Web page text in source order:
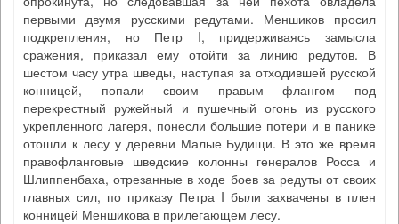
первыми двумя русскими редутами. Меншиков просил
подкрепления, но Петр I, придерживаясь замысла
сражения, приказал ему отойти за линию редутов. В
шестом часу утра шведы, наступая за отходившей русской
конницей, попали своим правым флангом под
перекрестный ружейный и пушечный огонь из русского
укрепленного лагеря, понесли большие потери и в панике
отошли к лесу у деревни Малые Будищи. В это же время
правофланговые шведские колонны генералов Росса и
Шлиппенбаха, отрезанные в ходе боев за редуты от своих
главных сил, по приказу Петра I были захвачены в плен
конницей Меншикова в прилегающем лесу.